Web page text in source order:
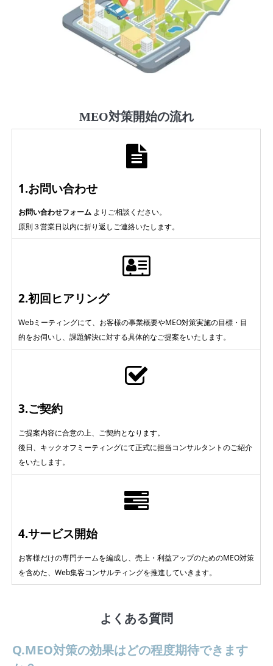
MEO対策開始の流れ
1.お問い合わせ
お問い合わせフォーム よりご相談ください。
原則３営業日以内に折り返しご連絡いたします。
2.初回ヒアリング
Webミーティングにて、お客様の事業概要やMEO対策実施の目標・目
的をお伺いし、課題解決に対する具体的なご提案をいたします。
3.ご契約
ご提案内容に合意の上、ご契約となります。
後日、キックオフミーティングにて正式に担当コンサルタントのご紹介
をいたします。
4.サービス開始
お客様だけの専門チームを編成し、売上・利益アップのためのMEO対策
を含めた、Web集客コンサルティングを推進していきます。
よくある質問
Q.MEO対策の効果はどの程度期待できます